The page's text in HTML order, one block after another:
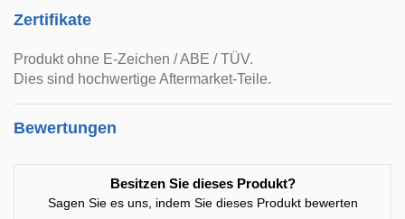
Zertifikate
Produkt ohne E-Zeichen / ABE / TÜV.
Dies sind hochwertige Aftermarket-Teile.
Bewertungen
Besitzen Sie dieses Produkt?
Sagen Sie es uns, indem Sie dieses Produkt bewerten